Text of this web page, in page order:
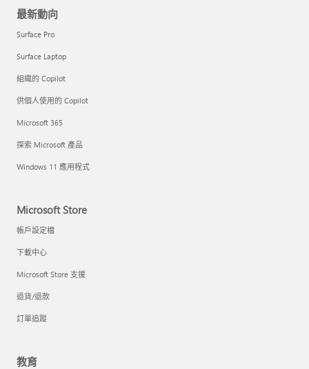
最新動向
Surface Pro
Surface Laptop
組織的 Copilot
供個人使用的 Copilot
Microsoft 365
探索 Microsoft 產品
Windows 11 應用程式
Microsoft Store
帳戶設定檔
下載中心
Microsoft Store 支援
退貨/退款
訂單追蹤
教育